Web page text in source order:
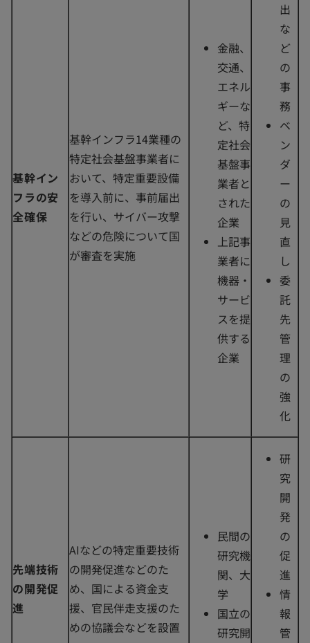
基幹イン
フラの安
全確保
基幹インフラ14業種の
特定社会基盤事業者に
おいて、特定重要設備
を導入前に、事前届出
を行い、サイバー攻撃
などの危険について国
が審査を実施
金融、
交通、
エネル
ギーな
ど、特
定社会
基盤事
業者と
された
企業
上記事
業者に
機器・
サービ
スを提
供する
企業
出
な
ど
の
事
務
ベ
ン
ダ
ー
の
見
直
し
委
託
先
管
理
の
強
化
先端技術
の開発促
進
AIなどの特定重要技術
の開発促進などのた
め、国による資金支
援、官民伴走支援のた
めの協議会などを設置
民間の
研究機
関、大
学
国立の
研究開
研
究
開
発
の
促
進
情
報
管